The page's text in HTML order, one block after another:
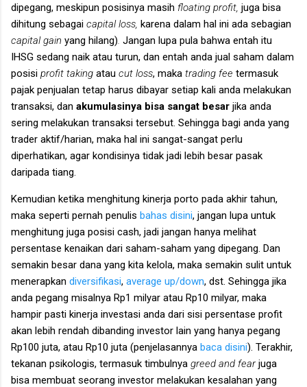
dipegang, meskipun posisinya masih floating profit, juga bisa
dihitung sebagai capital loss, karena dalam hal ini ada sebagian
capital gain yang hilang) Jangan lupa pula bahwa entah itu
IHSG sedang naik atau turun, dan entah anda jual saham dalam
posisi profit taking atau cut loss, maka trading fee termasuk
pajak penjualan tetap harus dibayar setiap kali anda melakukan
transaksi, dan akumulasinya bisa sangat besar jika anda
sering melakukan transaksi tersebut. Sehingga bagi anda yang
trader aktif/harian, maka hal ini sangat-sangat perlu
diperhatikan, agar kondisinya tidak jadi lebih besar pasak
daripada tiang.
Kemudian ketika menghitung kinerja porto pada akhir tahun,
maka seperti pernah penulis bahas disini, jangan lupa untuk
menghitung juga posisi cash, jadi jangan hanya melihat
persentase kenaikan dari saham-saham yang dipegang. Dan
semakin besar dana yang kita kelola, maka semakin sulit untuk
menerapkan diversifikasi, average up/down, dst. Sehingga jika
anda pegang misalnya Rp1 milyar atau Rp10 milyar, maka
hampir pasti kinerja investasi anda dari sisi persentase profit
akan lebih rendah dibanding investor lain yang hanya pegang
Rp100 juta, atau Rp10 juta (penjelasannya baca disini). Terakhir,
tekanan psikologis, termasuk timbulnya greed and fearjuga
bisa membuat seorang investor melakukan kesalahan yang